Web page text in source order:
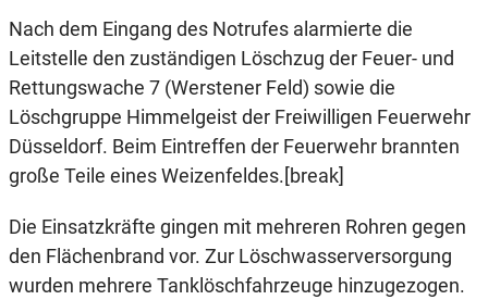
Nach dem Eingang des Notrufes alarmierte die
Leitstelle den zuständigen Löschzug der Feuer- und
Rettungswache 7 (Werstener Feld) sowie die
Löschgruppe Himmelgeist der Freiwilligen Feuerwehr
Düsseldorf. Beim Eintreffen der Feuerwehr brannten
große Teile eines Weizenfeldes.[break]
Die Einsatzkräfte gingen mit mehreren Rohren gegen
den Flächenbrand vor. Zur Löschwasserversorgung
wurden mehrere Tanklöschfahrzeuge hinzugezogen.